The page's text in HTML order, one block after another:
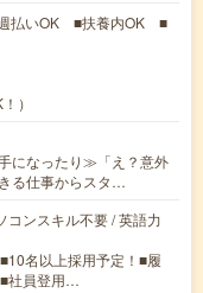
払いOK ■扶養内OK ■
）
になったり≫「え？意外
る仕事からスタ…
コンスキル不要 / 英語力
名以上採用予定！■履
社員登用…